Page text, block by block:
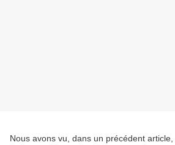
Nous avons vu, dans un précédent